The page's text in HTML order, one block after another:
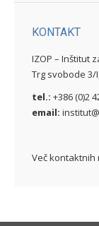
KONTAKT
IZOP – Inštitut
Trg svobode 3/
tel.: +386 (0)2
email:
Več kontaktnih